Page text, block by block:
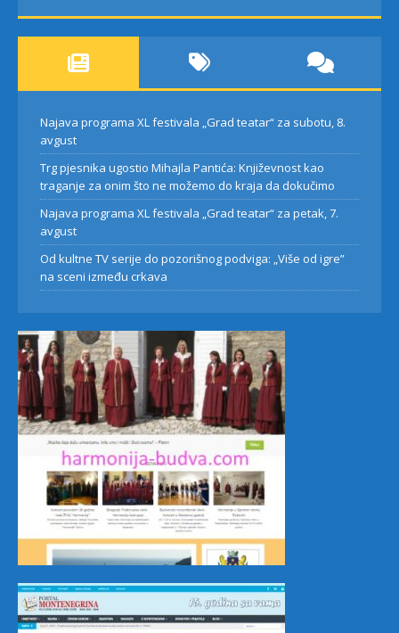
Najava programa XL festivala „Grad teatar“ za subotu, 8.
avgust
Trg pjesnika ugostio Mihajla Pantića: Književnost kao
traganje za onim što ne možemo do kraja da dokučimo
Najava programa XL festivala „Grad teatar“ za petak, 7.
avgust
Od kultne TV serije do pozorišnog podviga: „Više od igre”
na sceni između crkava